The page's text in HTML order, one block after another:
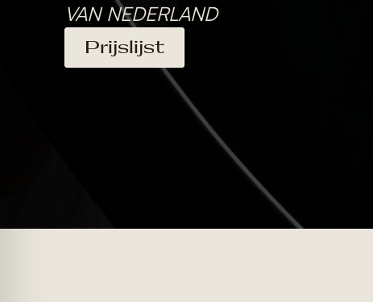
VAN NEDERLAND
Prijslijst